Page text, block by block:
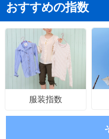
おすすめの指数
服装指数